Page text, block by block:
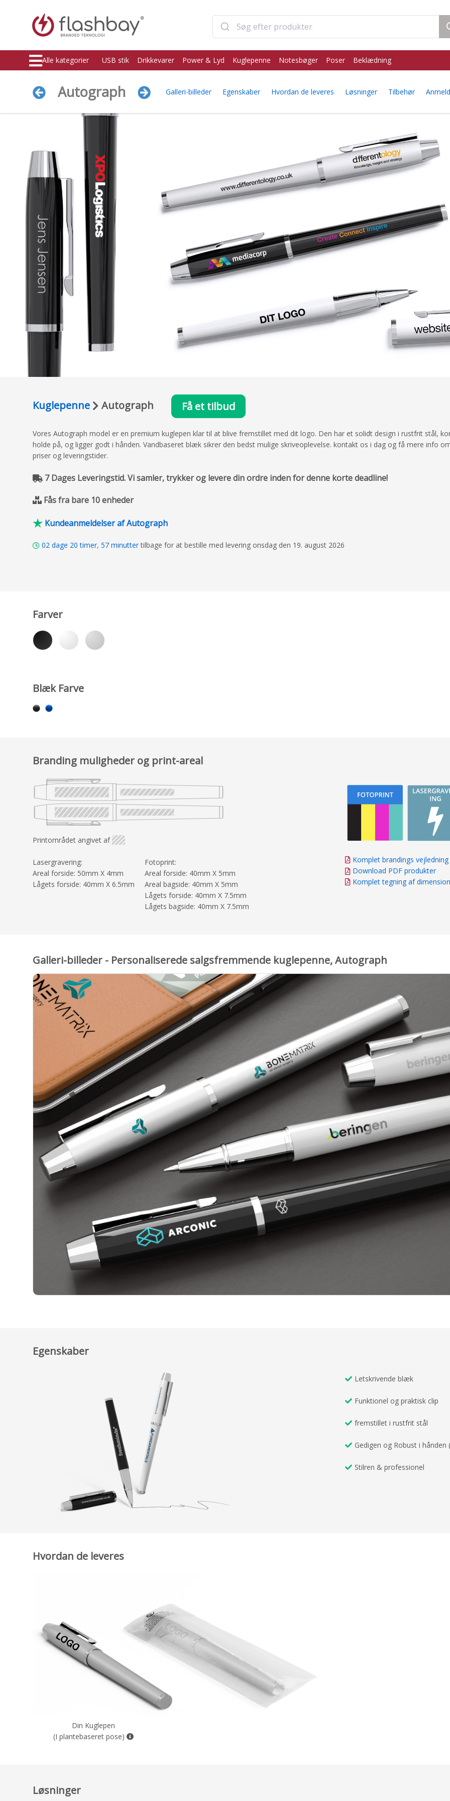
Alle kategorier USB stik Drikkevarer Power & Lyd Kuglepenne Notesbøger Poser Beklædning
Autograph Galleri-billeder Egenskaber Hvordan de leveres Løsninger Tilbehør
Kuglepenne Autograph Få et tilbud
Vores Autograph model er en premium kuglepen klar til at blive fremstillet med dit logo. Den har et solidt design i rustfrit stål,
holde på, og ligger godt i hånden. Vandbaseret blæk sikrer den bedst mulige skriveoplevelse. kontakt os i dag og få mere info
priser og leveringstider.
7 Dages Leveringstid. Vi samler, trykker og levere din ordre inden for denne korte deadline!
Fås fra bare 10 enheder
Kundeanmeldelser af Autograph
02 dage 20 timer, 57 minuttertilbage for at bestille med levering onsdag den 19. august 2026
Farver
Blæk Farve
Branding muligheder og print-areal
Printområdet angivet af
Lasergravering:
Areal forside: 50mm X 4mm
Lågets forside: 40mm X 6.5mm
Fotoprint:
Areal forside: 40mm X 5mm
Areal bagside: 40mm X 5mm
Lågets forside: 40mm X 7.5mm
Lågets bagside: 40mm X 7.5mm
Komplet brandings vejledning
Download PDF produkter
Komplet tegning af
Galleri-billeder - Personaliserede salgsfremmende kuglepenne, Autograph
Egenskaber
Letskrivende blæk
Funktionel og praktisk clip
fremstillet i rustfrit stål
Gedigen og Robust i
Stilren & professionel
Hvordan de leveres
Din Kuglepen
(I plantebaseret pose)
Løsninger